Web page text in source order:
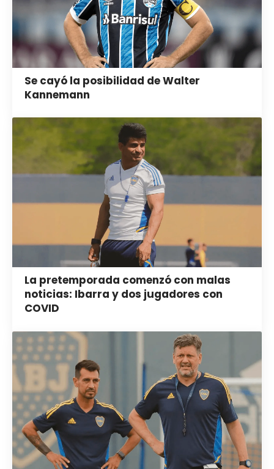
Se cayó la posibilidad de Walter
Kannemann
La pretemporada comenzó con malas
noticias: Ibarra y dos jugadores con
COVID